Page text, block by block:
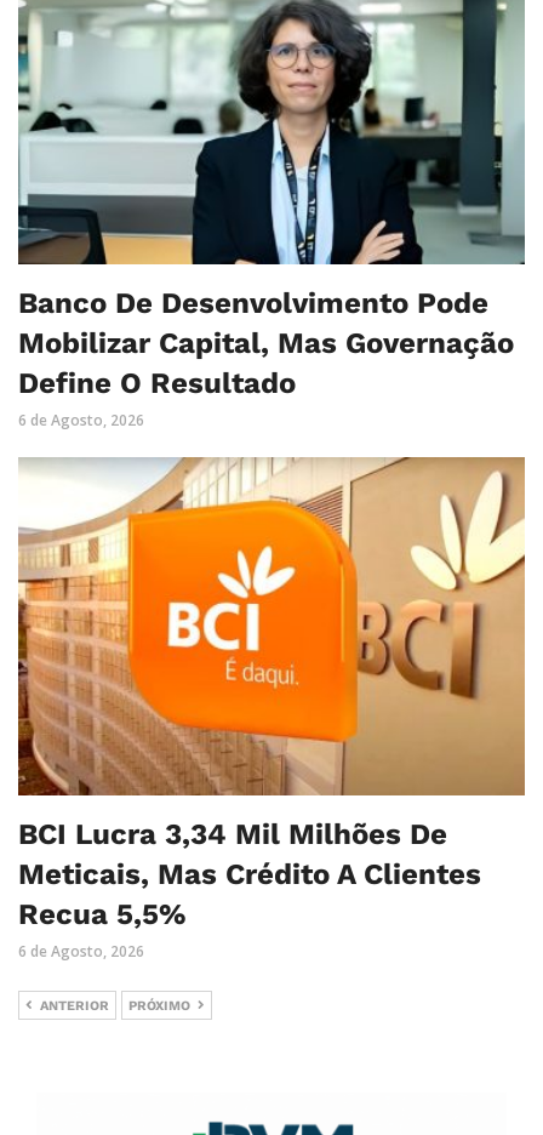
Banco De Desenvolvimento Pode
Mobilizar Capital, Mas Governação
Define O Resultado
6 de Agosto, 2026
BCI Lucra 3,34 Mil Milhões De
Meticais, Mas Crédito A Clientes
Recua 5,5%
6 de Agosto, 2026
ANTERIOR PRÓXIMO